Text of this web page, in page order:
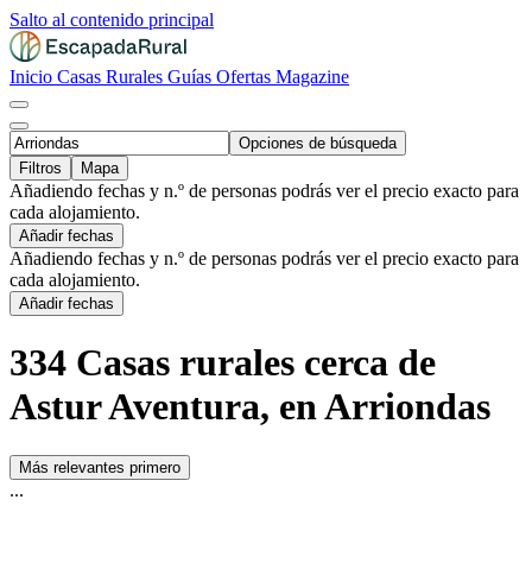
Salto al contenido principal
Inicio Casas Rurales Guías Ofertas Magazine
Opciones de búsqueda
Filtros
Mapa
Añadiendo fechas y n.º de personas podrás ver el precio exacto para
cada alojamiento.
Añadir fechas
Añadiendo fechas y n.º de personas podrás ver el precio exacto para
cada alojamiento.
Añadir fechas
334 Casas rurales cerca de
Astur Aventura, en Arriondas
Más relevantes primero
...